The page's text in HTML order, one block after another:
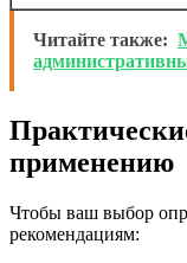
Читайте также:
применению
Чтобы ваш выбор
рекомендациям: